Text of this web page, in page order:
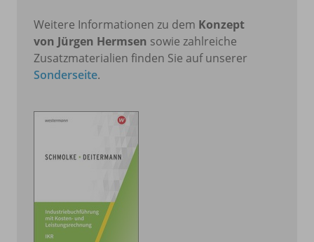
Weitere Informationen zu dem Konzept
von Jürgen Hermsen sowie zahlreiche
Zusatzmaterialien finden Sie auf unserer
Sonderseite.